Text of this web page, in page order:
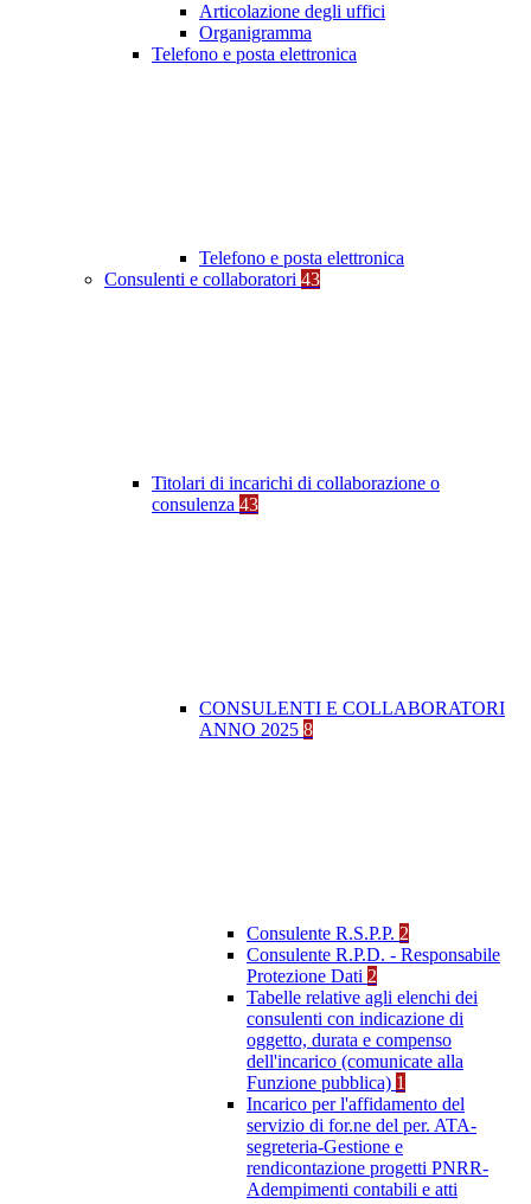
Articolazione degli uffici
Organigramma
Telefono e posta elettronica
Telefono e posta elettronica
Consulenti e collaboratori 43
Titolari di incarichi di collaborazione o
consulenza 43
CONSULENTI E COLLABORATORI
ANNO 2025 8
Consulente R.S.P.P. 2
Consulente R.P.D. - Responsabile
Protezione Dati 2
Tabelle relative agli elenchi dei
consulenti con indicazione di
oggetto, durata e compenso
dell'incarico (comunicate alla
Funzione pubblica) 1
Incarico per l'affidamento del
servizio di for.ne del per. ATA-
segreteria-Gestione e
rendicontazione progetti PNRR-
Adempimenti contabili e atti